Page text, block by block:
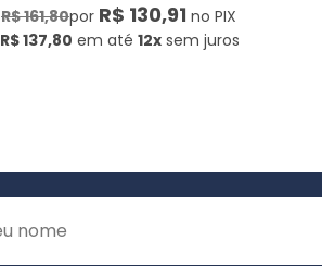
R$ 161,80por R$ 130,91 no PIX
R$ 137,80 em até 12x sem juros